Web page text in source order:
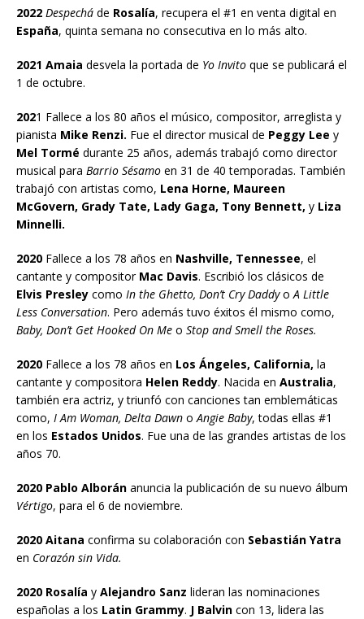
2022 Despechá de Rosalía, recupera el #1 en venta digital en
España, quinta semana no consecutiva en lo más alto.
2021 Amaia desvela la portada de Yo Invito que se publicará el
1 de octubre.
2021 Fallece a los 80 años el músico, compositor, arreglista y
pianista Mike Renzi. Fue el director musical de Peggy Lee y
Mel Tormé durante 25 años, además trabajó como director
musical para Barrio Sésamo en 31 de 40 temporadas. También
trabajó con artistas como, Lena Horne, Maureen
McGovern, Grady Tate, Lady Gaga, Tony Bennett, y Liza
Minnelli.
2020 Fallece a los 78 años en Nashville, Tennessee, el
cantante y compositor Mac Davis. Escribió los clásicos de
Elvis Presley como In the Ghetto, Don’t Cry DaddyoA Little
Less Conversation. Pero además tuvo éxitos él mismo como,
Baby, Don’t Get Hooked On Me o Stop and Smell the Roses.
2020 Fallece a los 78 años en Los Ángeles, California, la
cantante y compositora Helen Reddy. Nacida en Australia,
también era actriz, y triunfó con canciones tan emblemáticas
como, I Am Woman, Delta Dawn oAngie Baby, todas ellas #1
en los Estados Unidos. Fue una de las grandes artistas de los
años 70.
2020 Pablo Alborán anuncia la publicación de su nuevo álbum
Vértigo, para el 6 de noviembre.
2020 Aitana confirma su colaboración con Sebastián Yatra
en Corazón sin Vida.
2020 Rosalía y Alejandro Sanz lideran las nominaciones
españolas a los Latin Grammy. J Balvin con 13, lidera las